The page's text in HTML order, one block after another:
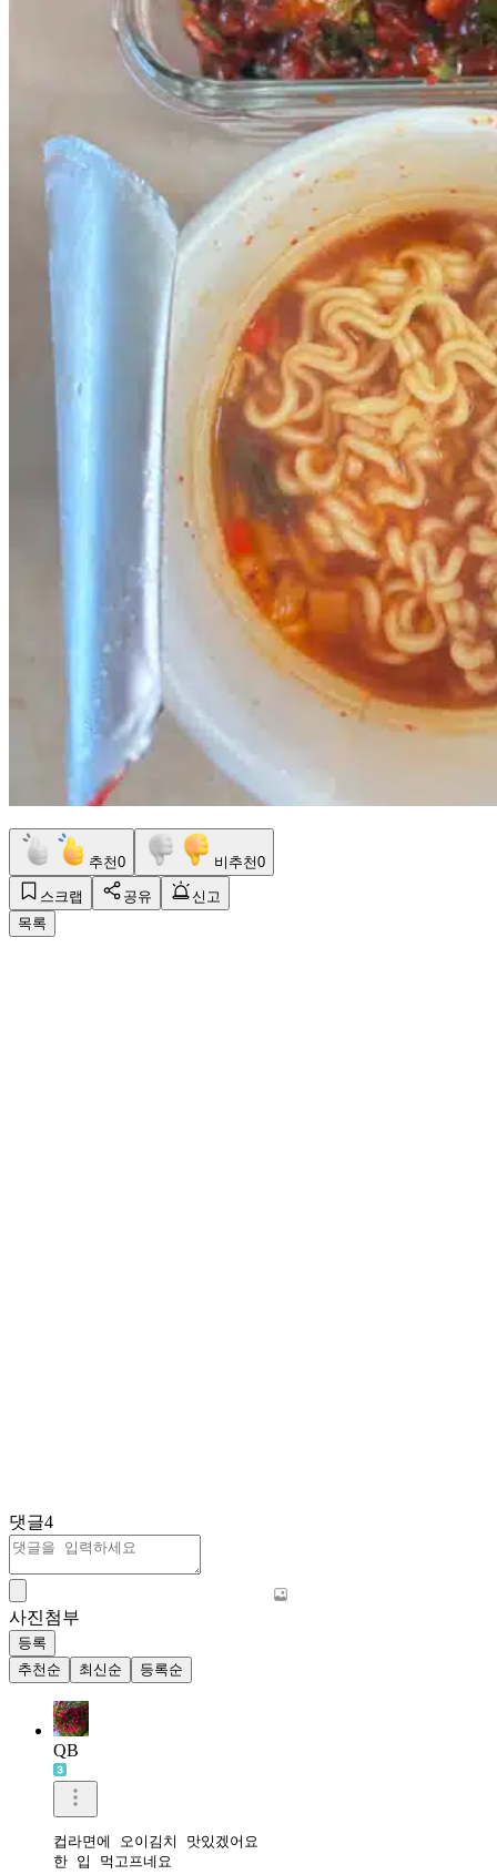
추천0 비추천0
스크랩 공유
신고
목록
댓글4
사진첨부
등록
추천순
최신순 등록순
QB
컵라면에 오이김치 맛있겠어요
한 입 먹고프네요